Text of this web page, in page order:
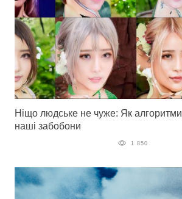
Ніщо людське не чуже: Як
наші забобони
1 850